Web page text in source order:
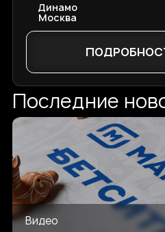
Динамо
Москва
Последние
Видео